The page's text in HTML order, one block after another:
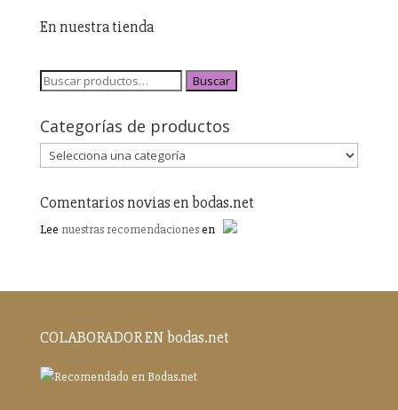
En nuestra tienda
Buscar
Categorías de productos
Comentarios novias en bodas.net
Lee nuestras recomendacionesen
COLABORADOR EN bodas.net